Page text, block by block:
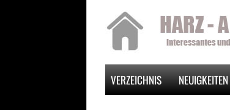
VERZEICHNIS NEUIGKEITEN